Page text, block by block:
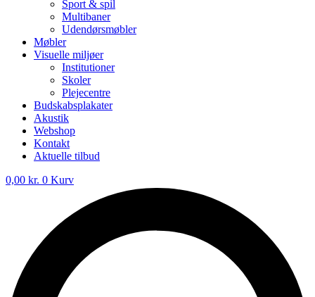
Sport & spil
Multibaner
Udendørsmøbler
Møbler
Visuelle miljøer
Institutioner
Skoler
Plejecentre
Budskabsplakater
Akustik
Webshop
Kontakt
Aktuelle tilbud
0,00 kr. 0 Kurv